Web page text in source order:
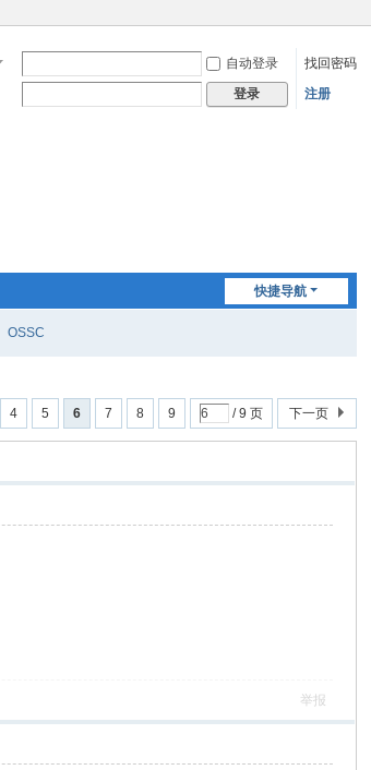
自动登录
找回密码
登录 注册
快捷导航
OSSC
4 5 6 7 8 9 / 9 页 下一页
举报